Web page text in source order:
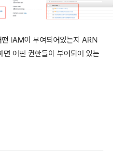
IAM이 부여되어있는지 ARN
어떤 권한들이 부여되어 있는